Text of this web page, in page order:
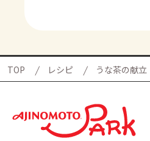
TOP レシピ うな茶の献立